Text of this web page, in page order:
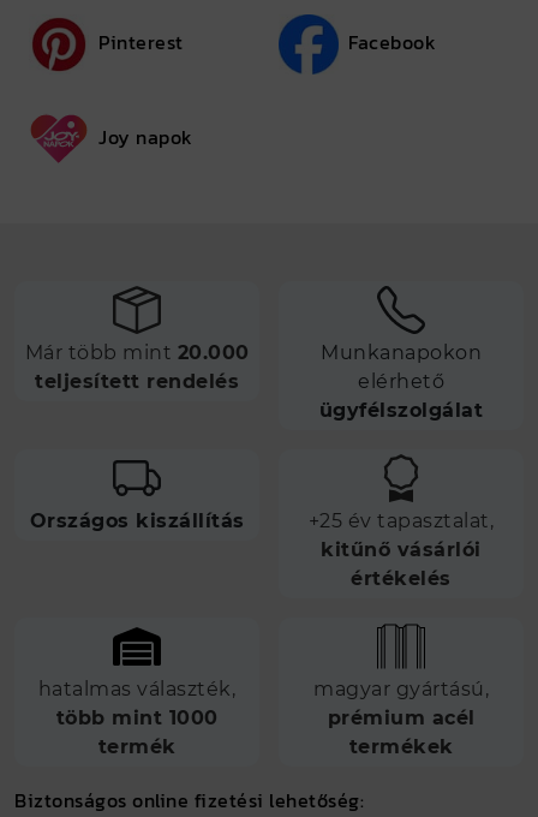
Pinterest Facebook
Joy napok
Már több mint 20.000
teljesített rendelés
Munkanapokon
elérhető
ügyfélszolgálat
Országos kiszállítás
+25 év tapasztalat,
kitűnő vásárlói
értékelés
hatalmas választék,
több mint 1000
termék
magyar gyártású,
prémium acél
termékek
Biztonságos online fizetési lehetőség: